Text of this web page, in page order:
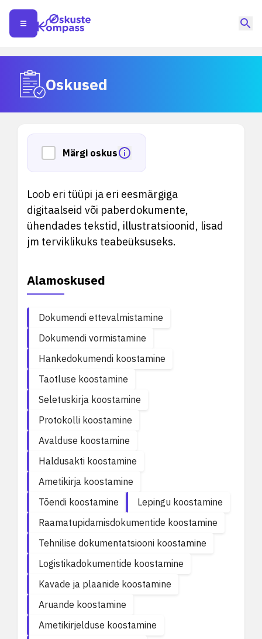
Oskused
Märgi oskus
Loob eri tüüpi ja eri eesmärgiga
digitaalseid või paberdokumente,
ühendades tekstid, illustratsioonid, lisad
jm terviklikuks teabeüksuseks.
Alamoskused
Dokumendi ettevalmistamine
Dokumendi vormistamine
Hankedokumendi koostamine
Taotluse koostamine
Seletuskirja koostamine
Protokolli koostamine
Avalduse koostamine
Haldusakti koostamine
Ametikirja koostamine
Tõendi koostamine
Lepingu koostamine
Raamatupidamisdokumentide koostamine
Tehnilise dokumentatsiooni koostamine
Logistikadokumentide koostamine
Kavade ja plaanide koostamine
Aruande koostamine
Ametikirjelduse koostamine